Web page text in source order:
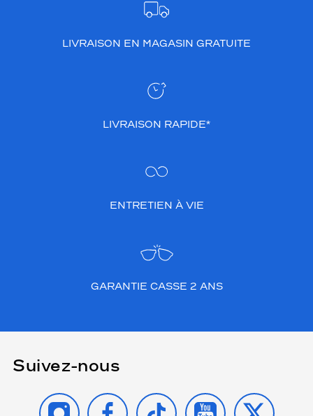
LIVRAISON EN MAGASIN GRATUITE
LIVRAISON RAPIDE*
ENTRETIEN À VIE
GARANTIE CASSE 2 ANS
Suivez-nous
INSTAGRAMFACEBOOK
TIKTOK YOUTUBE
X